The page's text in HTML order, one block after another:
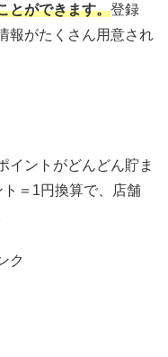
とができます。登録
報がたくさん用意され
イントがどんどん貯ま
＝1円換算で、店舗
ク